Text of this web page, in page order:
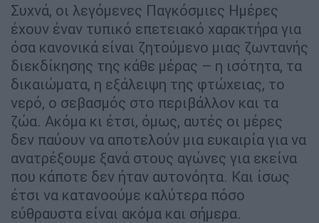
Συχνά, οι λεγόμενες Παγκόσμιες Ημέρες
έχουν έναν τυπικό επετειακό χαρακτήρα για
όσα κανονικά είναι ζητούμενο μιας ζωντανής
διεκδίκησης της κάθε μέρας – η ισότητα, τα
δικαιώματα, η εξάλειψη της φτώχειας, το
νερό, ο σεβασμός στο περιβάλλον και τα
ζώα. Ακόμα κι έτσι, όμως, αυτές οι μέρες
δεν παύουν να αποτελούν μια ευκαιρία για να
ανατρέξουμε ξανά στους αγώνες για εκείνα
που κάποτε δεν ήταν αυτονόητα. Και ίσως
έτσι να κατανοούμε καλύτερα πόσο
εύθραυστα είναι ακόμα και σήμερα.